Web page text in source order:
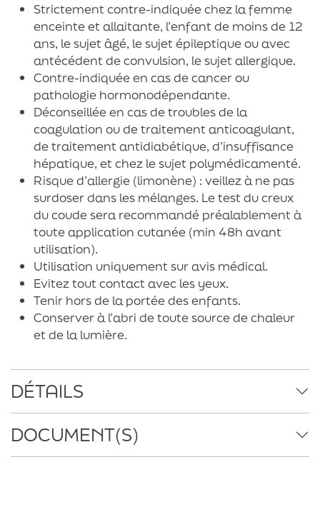
Strictement contre-indiquée chez la femme
enceinte et allaitante, l’enfant de moins de 12
ans, le sujet âgé, le sujet épileptique ou avec
antécédent de convulsion, le sujet allergique.
Contre-indiquée en cas de cancer ou
pathologie hormonodépendante.
Déconseillée en cas de troubles de la
coagulation ou de traitement anticoagulant,
de traitement antidiabétique, d’insuffisance
hépatique, et chez le sujet polymédicamenté.
Risque d’allergie (limonène) : veillez à ne pas
surdoser dans les mélanges. Le test du creux
du coude sera recommandé préalablement à
toute application cutanée (min 48h avant
utilisation).
Utilisation uniquement sur avis médical.
Evitez tout contact avec les yeux.
Tenir hors de la portée des enfants.
Conserver à l’abri de toute source de chaleur
et de la lumière.
DÉTAILS
DOCUMENT(S)